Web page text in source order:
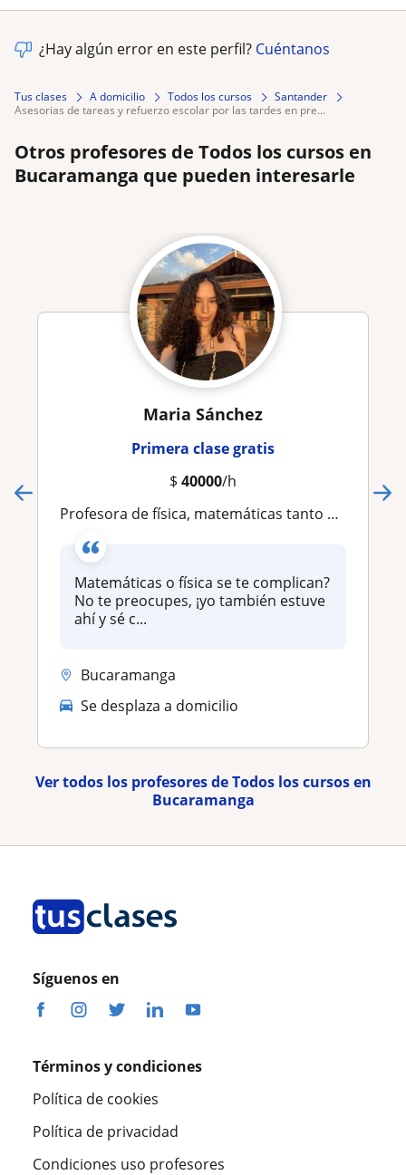
¿Hay algún error en este perfil? Cuéntanos
Tus clases A domicilio Todos los cursos
Santander
asesorias de tareas y refuerzo escolar por las tardes en pre...
Otros profesores de Todos los cursos en
Bucaramanga que pueden interesarle
Maria Sánchez
Primera clase gratis
$ 40000/h
Profesora de física, matemáticas tanto para bachillerato como universidad, con enfoque activo
Matemáticas o física se te complican?
No te preocupes, ¡yo también estuve
ahí y sé c...
Bucaramanga
Se desplaza a domicilio
Ver todos los profesores de Todos los cursos en
Bucaramanga
Síguenos en
Términos y condiciones
Política de cookies
Política de privacidad
Condiciones uso profesores